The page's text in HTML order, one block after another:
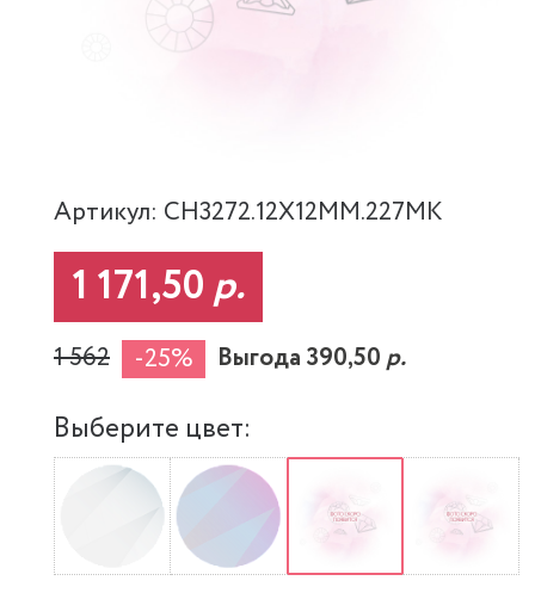
Артикул: CH3272.12X12MM.227MK
1 171,50р.
1 562 -25% Выгода 390,50р.
Выберите цвет: